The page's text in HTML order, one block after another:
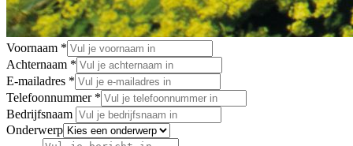
Voornaam *
Achternaam *
E-mailadres *
Telefoonnummer *
Bedrijfsnaam
Onderwerp